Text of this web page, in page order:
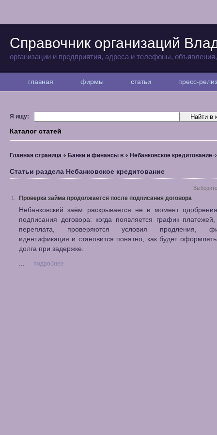
Справочник организаций
организации и предприятия, адреса и телефоны,
главная фирмы статьи пресс-
Я ищу:
Каталог статей
Главная страница Банки и финансы в Небанковское кредитование
Статьи раздела Небанковское кредитование
1. Проверка займа продолжается после подписания договора
Небанковский заём раскрывается не в момент
подписания договора: когда появляется график платежей,
переплата, проверяются условия продления,
идентификация и становится понятно, как будет
долга при задержке.
...
подробнее